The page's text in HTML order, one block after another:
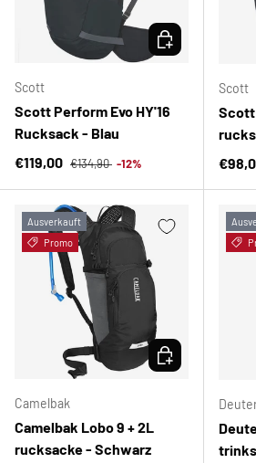
Scott
Scott Perform Evo HY'16
Rucksack - Blau
Verkaufspreis
€119,00 Normaler Preis
€134,90 -12%
OPTIONEN
Scott
Scott
Ausverkauft
Promo
Camelbak
Camelbak Lobo 9 + 2L
rucksacke - Schwarz
OPTIONEN